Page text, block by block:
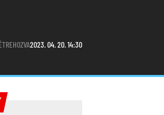
2023. 04. 20. 14:30